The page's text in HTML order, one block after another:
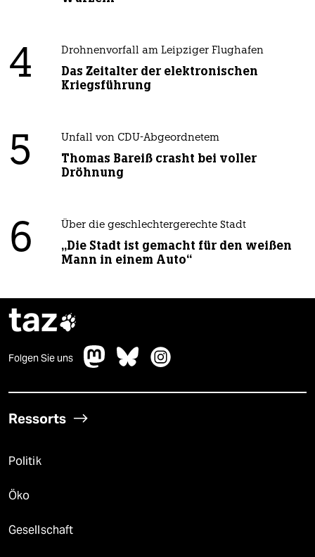
4 Drohnenvorfall am Leipziger Flughafen
Das Zeitalter der elektronischen
Kriegsführung
5 Unfall von CDU-Abgeordnetem
Thomas Bareiß crasht bei voller
Dröhnung
6 Über die geschlechtergerechte Stadt
„Die Stadt ist gemacht für den weißen
Mann in einem Auto“
taz
Folgen Sie uns
Ressorts
Politik
Öko
Gesellschaft